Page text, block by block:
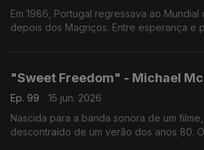
Em 1986, Portugal regressava ao
depois dos Magriços. Entre esperança e
"Sweet Freedom" - Michael
Ep. 99
15 jun. 2026
Nascida para a banda sonora de um
descontraído de um verão dos anos 80.